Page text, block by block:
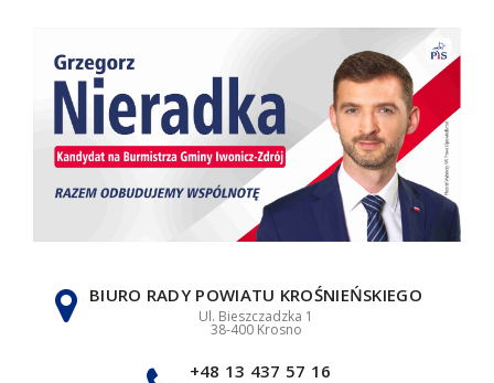
BIURO RADY POWIATU KROŚNIEŃSKIEGO
Ul. Bieszczadzka 1
38-400 Krosno
+48 13 437 57 16